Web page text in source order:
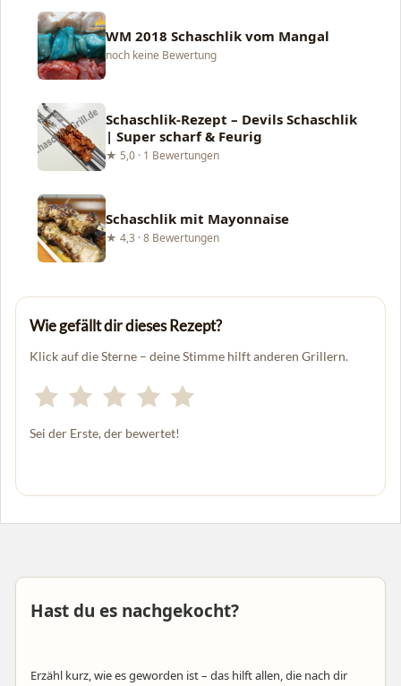
WM 2018 Schaschlik vom Mangal
noch keine Bewertung
Schaschlik-Rezept – Devils Schaschlik
| Super scharf & Feurig
★ 5,0 · 1 Bewertungen
Schaschlik mit Mayonnaise
★ 4,3 · 8 Bewertungen
Wie gefällt dir dieses Rezept?
Klick auf die Sterne – deine Stimme hilft anderen Grillern.
Sei der Erste, der bewertet!
Hast du es nachgekocht?
Erzähl kurz, wie es geworden ist – das hilft allen, die nach dir